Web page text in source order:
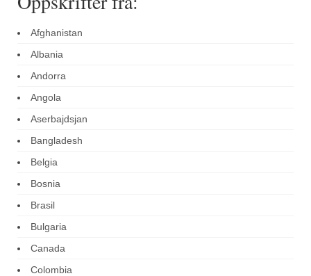
Afghanistan
Albania
Andorra
Angola
Aserbajdsjan
Bangladesh
Belgia
Bosnia
Brasil
Bulgaria
Canada
Colombia